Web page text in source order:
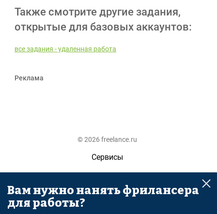
Также смотрите другие задания,
открытые для базовых аккаунтов:
все задания - удаленная работа
Реклама
© 2026 freelance.ru
Сервисы
Помощь
Поиск
Вам нужно нанять фрилансера
для работы?